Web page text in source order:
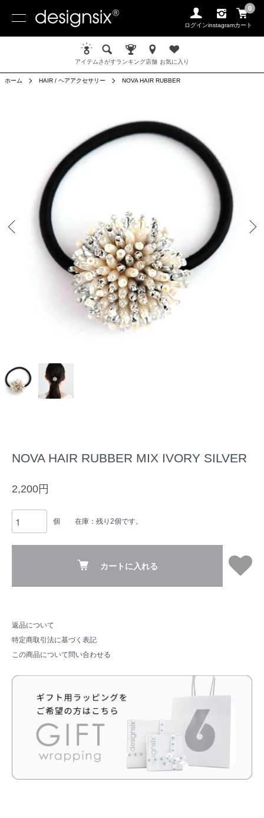
ログインinstagram
0
カート
アイテムさがすランキング店舗 お気に入り
ホーム HAIR / ヘアアクセサリー NOVA HAIR RUBBER
NOVA HAIR RUBBER MIX IVORY SILVER
2,200円
個 在庫：残り2個です。
カートに入れる
返品について
特定商取引法に基づく表記
この商品について問い合わせる